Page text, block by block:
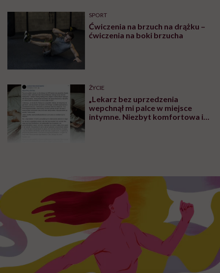
mamy. Przyjmuje się, że niska intensywność wysiłku
fizycznego to 50-60 procenttętna maksymalnego,
umiarkowana to 70-80 procent maksymalnej częstości
skurczów serca, a wysoka intensywność to powyżej
80 procent naszego maksimum. Gdybyśmy chcieli w
sposób bardziej obiektywny zmierzyć naszą
wydolność fizyczną, warto byłoby wykonać test
wysiłkowy i na tej podstawie określić indywidualne
progi intensywności wysiłku.
Po ćwiczeniach pamiętajmy o wyciszeniu.
Każdy trening, bez względu na rodzaj
podejmowanej aktywności, jest bodźcem
stresowym dla naszego organizmu, bo
wtrącamy go z równowagi
A jak byśmy bez tych liczb mieli się zorientować, jak